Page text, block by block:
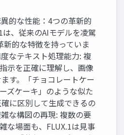
的な性能：4つの革新的
は、従来のAIモデルを凌駕
新的な特徴を持っていま
なテキスト処理能力: 複
示を正確に理解し、画像
す。「チョコレートケー
ズケーキ」のような似た
に区別して生成できるの
な構図の再現: 複数の要
な場面も、FLUX.1は見事